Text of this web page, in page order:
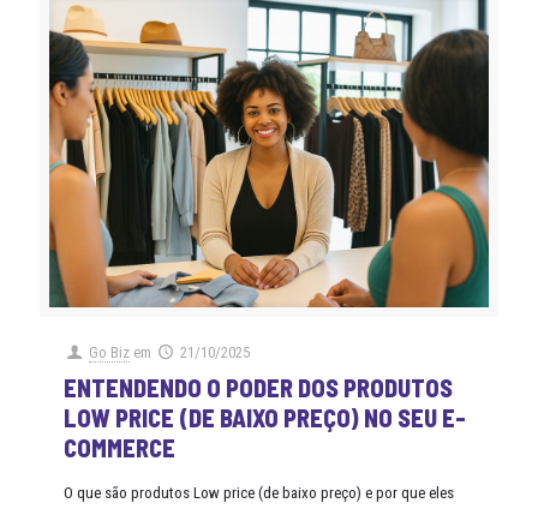
Go Biz em 21/10/2025
ENTENDENDO O PODER DOS PRODUTOS
LOW PRICE (DE BAIXO PREÇO) NO SEU E-
COMMERCE
O que são produtos Low price (de baixo preço) e por que eles